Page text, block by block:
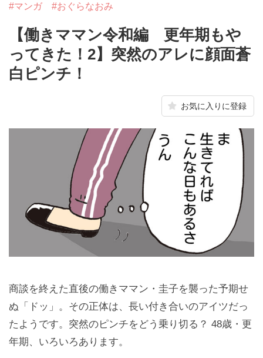
#マンガ
#おぐらなおみ
【働きママン令和編 更年期もや
ってきた！2】突然のアレに顔面蒼
白ピンチ！
お気に入りに登録
商談を終えた直後の働きママン・圭子を襲った予期せ
ぬ「ドッ」。その正体は、長い付き合いのアイツだっ
たようです。突然のピンチをどう乗り切る？ 48歳・更
年期、いろいろあります。